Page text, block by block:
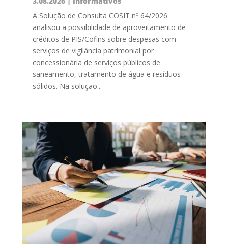
A Solução de Consulta COSIT nº 64/2026
analisou a possibilidade de aproveitamento de
créditos de PIS/Cofins sobre despesas com
serviços de vigilância patrimonial por
concessionária de serviços públicos de
saneamento, tratamento de água e resíduos
sólidos. Na solução...